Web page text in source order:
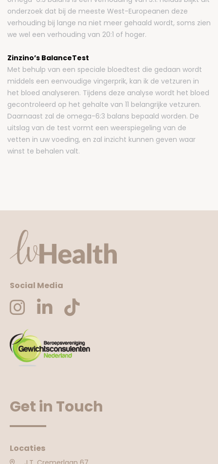
onderzoek dat bij de meeste West-Europeanen deze
verhouding bij lange na niet meer gehaald wordt, soms zien
we wel een verhouding van 20:1 of hoger.
Zinzino’s BalanceTest
Met behulp van een speciale bloedtest die gedaan wordt
middels een eenvoudige vingerprik, kan ik de vetzuren in
het bloed analyseren. Tijdens deze analyse wordt het bloed
gecontroleerd op het gehalte van 11 belangrijke vetzuren.
Daarnaast zal de omega-6:3 balans bepaald worden. De
uitslag van de test vormt een weerspiegeling van de
vetten in uw voeding, en zal inzicht kunnen geven waar
winst te behalen valt.
Social Media
Get in Touch
Locaties